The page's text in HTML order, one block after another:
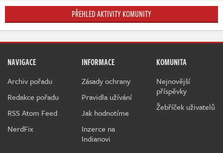
PŘEHLED AKTIVITY KOMUNITY
NAVIGACE
Archiv pořadu
Redakce pořadu
RSS Atom Feed
NerdFix
INFORMACE
Zásady ochrany
Pravidla užívání
Jak hodnotíme
Inzerce na
Indianovi
KOMUNITA
Nejnovější
příspěvky
Žebříček uživatelů